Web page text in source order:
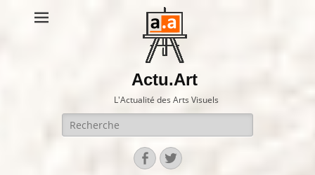
Actu.Art
L'Actualité des Arts Visuels
Recherche
pour:
Facebook
Twitter